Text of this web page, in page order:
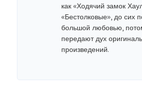
как «Ходячий замок
«Бестолковые», до сих
большой любовью,
передают дух
произведений.